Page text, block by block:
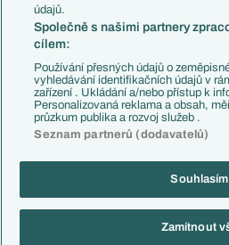
Chelsea FC
Manchester United
AC Milán
Juventus FC
Bayern Mnichov
FC Barcelona
Real Madrid
Copyright © 2001-2026 EuroFotbal.cz.
Informace o zpracování
údajů.
Společně s našimi partnery
cílem:
Používání přesných údajů o
vyhledávání identifikačních údajů v
zařízení . Ukládání a/nebo přístup k
Personalizovaná reklama a obsah,
průzkum publika a rozvoj služeb .
Seznam partnerů (dodavatelů)
Souhlasím
Zamítnout